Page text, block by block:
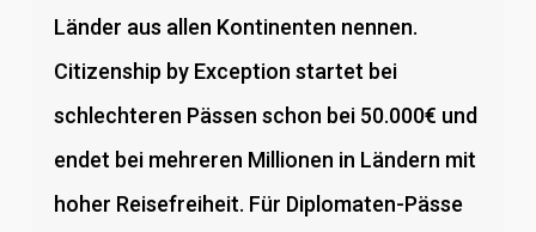
Länder aus allen Kontinenten nennen.
Citizenship by Exception startet bei
schlechteren Pässen schon bei 50.000€ und
endet bei mehreren Millionen in Ländern mit
hoher Reisefreiheit. Für Diplomaten-Pässe